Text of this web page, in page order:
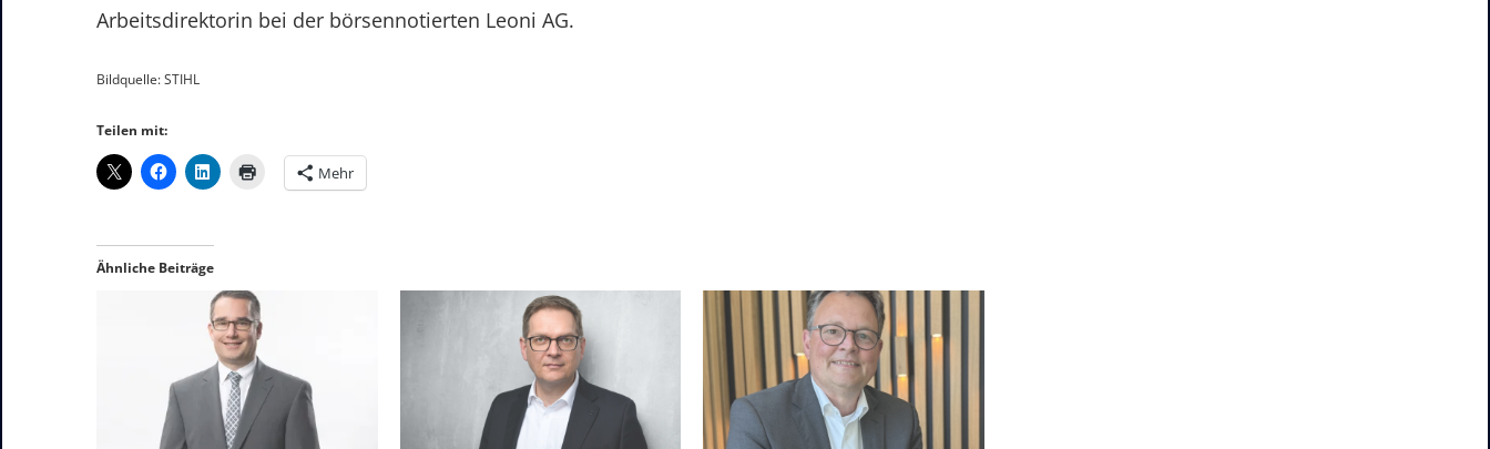
Arbeitsdirektorin bei der börsennotierten Leoni AG.
Bildquelle: STIHL
Teilen mit:
Mehr
Ähnliche Beiträge